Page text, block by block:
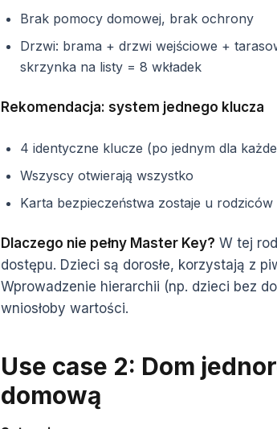
Brak pomocy domowej, brak ochrony
Drzwi: brama + drzwi wejściowe +
skrzynka na listy = 8 wkładek
Rekomendacja: system jednego klucza
4 identyczne klucze (po jednym dla
Wszyscy otwierają wszystko
Karta bezpieczeństwa zostaje u rodziców
Dlaczego nie pełny Master Key? W tej
dostępu. Dzieci są dorosłe, korzystają z
Wprowadzenie hierarchii (np. dzieci bez
wniosłoby wartości.
Use case 2: Dom
domową